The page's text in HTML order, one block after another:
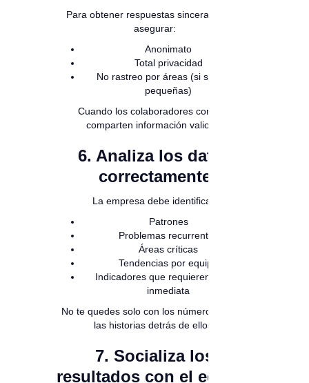
Para obtener respuestas sinceras debes
asegurar:
Anonimato
Total privacidad
No rastreo por áreas (si son muy
pequeñas)
Cuando los colaboradores confían,
comparten información valiosa.
6. Analiza los datos
correctamente
La empresa debe identificar:
Patrones
Problemas recurrentes
Áreas críticas
Tendencias por equipo
Indicadores que requieren acción
inmediata
No te quedes solo con los números. Busca
las historias detrás de ellos.
7. Socializa los
resultados con el equipo